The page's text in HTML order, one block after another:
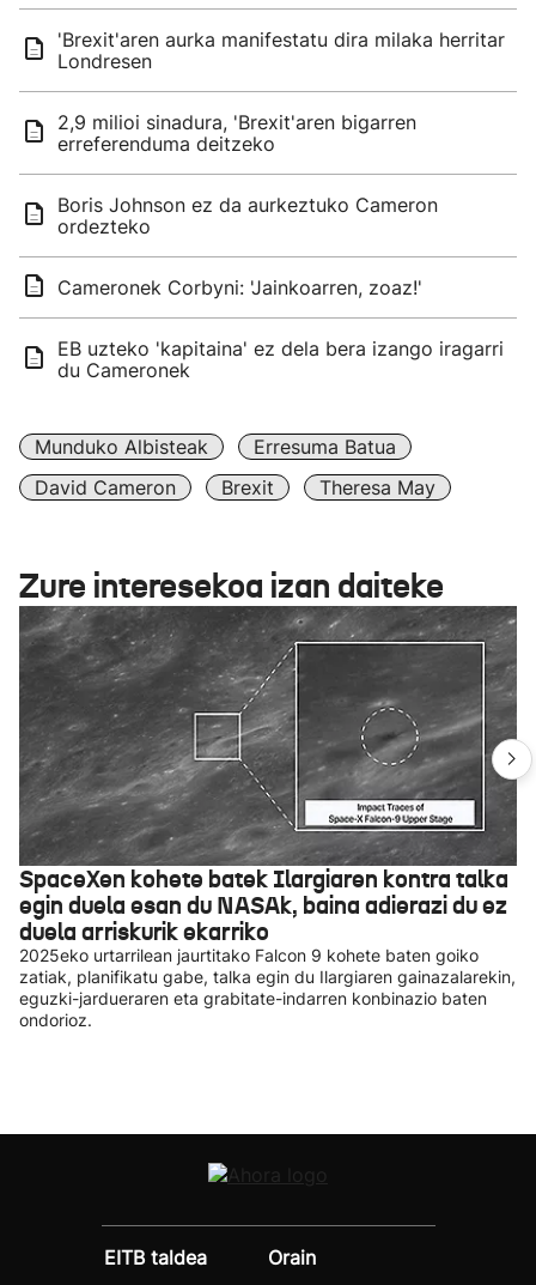
'Brexit'aren aurka manifestatu dira milaka herritar
Londresen
2,9 milioi sinadura, 'Brexit'aren bigarren
erreferenduma deitzeko
Boris Johnson ez da aurkeztuko Cameron
ordezteko
Cameronek Corbyni: 'Jainkoarren, zoaz!'
EB uzteko 'kapitaina' ez dela bera izango iragarri
du Cameronek
Munduko Albisteak
Erresuma Batua
David Cameron
Brexit Theresa May
Zure interesekoa izan daiteke
SpaceXen kohete batek Ilargiaren kontra talka
egin duela esan du NASAk, baina adierazi du ez
duela arriskurik ekarriko
2025eko urtarrilean jaurtitako Falcon 9 kohete baten goiko
zatiak, planifikatu gabe, talka egin du Ilargiaren gainazalarekin,
eguzki-jardueraren eta grabitate-indarren konbinazio baten
ondorioz.
EITB taldea Orain